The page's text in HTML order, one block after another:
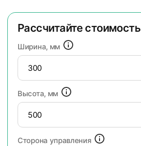
Рассчитайте стоимость
Ширина, мм
Высота, мм
Сторона управления